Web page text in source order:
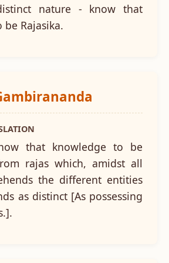
nature - know that
Rajasika.
that knowledge to be
rajas which, amidst all
the different entities
as distinct [As possessing